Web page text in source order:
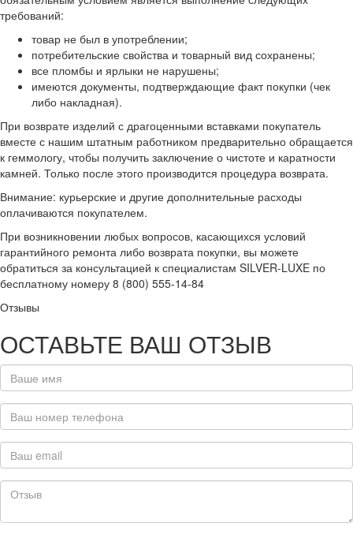
требований:
товар не был в употреблении;
потребительские свойства и товарный вид сохранены;
все пломбы и ярлыки не нарушены;
имеются документы, подтверждающие факт покупки (чек
либо накладная).
При возврате изделий с драгоценными вставками покупатель
вместе с нашим штатным работником предварительно обращается
к геммологу, чтобы получить заключение о чистоте и каратности
камней. Только после этого производится процедура возврата.
Внимание: курьерские и другие дополнительные расходы
оплачиваются покупателем.
При возникновении любых вопросов, касающихся условий
гарантийного ремонта либо возврата покупки, вы можете
обратиться за консультацией к специалистам SILVER-LUXE по
бесплатному номеру 8 (800) 555-14-84
Отзывы
ОСТАВЬТЕ ВАШ ОТЗЫВ